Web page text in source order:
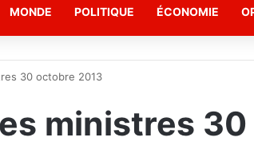
MONDE POLITIQUE ÉCONOMIE
30 octobre 2013
ministres